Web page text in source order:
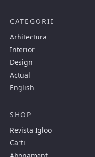
CATEGORII
Arhitectura
Interior
Design
Actual
English
SHOP
Revista Igloo
Carti